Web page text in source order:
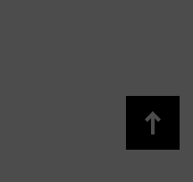
traitance industrielle
SUR-NÈRE